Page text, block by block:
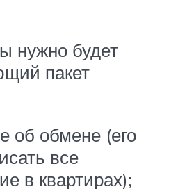
нужно будет
пакет
об обмене (его
все
в квартирах);